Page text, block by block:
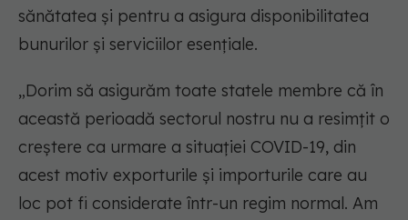
sănătatea și pentru a asigura disponibilitatea
bunurilor și serviciilor esențiale.
„Dorim să asigurăm toate statele membre că în
această perioadă sectorul nostru nu a resimțit o
creștere ca urmare a situației COVID-19, din
acest motiv exporturile și importurile care au
loc pot fi considerate într-un regim normal. Am